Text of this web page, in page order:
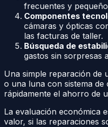
frecuentes y
Componentes
cámaras y ópticas
las facturas de taller.
Búsqueda de
gastos sin sorpresas
Una simple reparación de
o una luna con sistema
rápidamente el ahorro de
La evaluación económica
valor, si las reparaciones